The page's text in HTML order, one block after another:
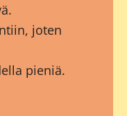
joten
pieniä.